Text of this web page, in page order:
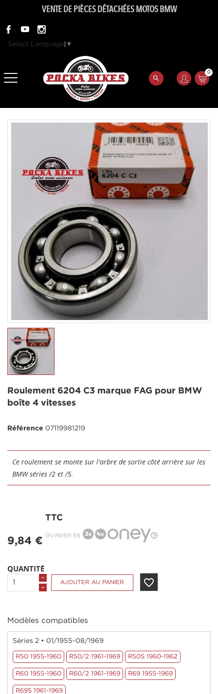
VENTE DE PIÈCES DÉTACHÉES MOTOS BMW
Select Language ▼
0
Roulement 6204 C3 marque FAG pour BMW
boîte 4 vitesses
Référence 07119981219
Ce roulement se monte sur l'arbre de sortie côté arrière sur les
BMW séries /2 et /5.
9,84 €
TTC
OU PAYER EN
QUANTITÉ
AJOUTER AU PANIER favorite_border
Modèles compatibles
Séries 2 • 01/1955-08/1969
R50 1955-1960 R50/2 1961-1969 R50S 1960-1962
R60 1955-1960 R60/2 1961-1969 R69 1955-1969
R69S 1961-1969